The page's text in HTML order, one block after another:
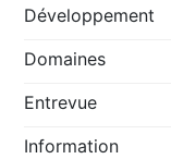
Développement
Domaines
Entrevue
Information